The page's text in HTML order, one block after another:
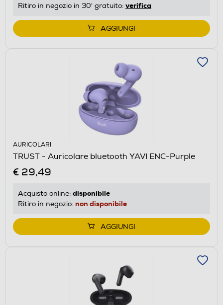
Ritiro in negozio in 30' gratuito: verifica
AGGIUNGI
AURICOLARI
TRUST - Auricolare bluetooth YAVI ENC-Purple
€ 29,49
Acquisto online: disponibile
Ritiro in negozio: non disponibile
AGGIUNGI